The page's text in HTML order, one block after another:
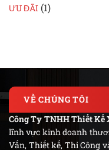
ƯU ĐÃI (1)
VỀ CHÚNG TÔI
Công Ty TNHH Thiết Kế
lĩnh vực kinh doanh
Vấn, Thiết kế, Thi Công